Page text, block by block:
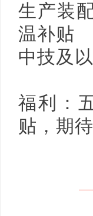
生产装
温补贴
中技及
福利：
贴，期